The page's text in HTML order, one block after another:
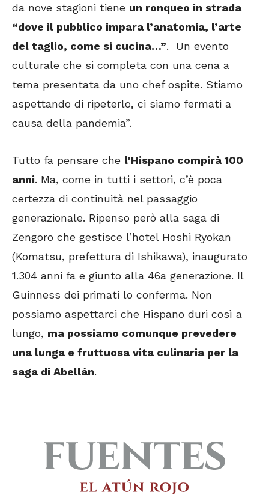
da nove stagioni tiene un ronqueo in strada
“dove il pubblico impara l’anatomia, l’arte
del taglio, come si cucina…”. Un evento
culturale che si completa con una cena a
tema presentata da uno chef ospite. Stiamo
aspettando di ripeterlo, ci siamo fermati a
causa della pandemia”.
Tutto fa pensare che l’Hispano compirà 100
anni. Ma, come in tutti i settori, c’è poca
certezza di continuità nel passaggio
generazionale. Ripenso però alla saga di
Zengoro che gestisce l’hotel Hoshi Ryokan
(Komatsu, prefettura di Ishikawa), inaugurato
1.304 anni fa e giunto alla 46a generazione. Il
Guinness dei primati lo conferma. Non
possiamo aspettarci che Hispano duri così a
lungo, ma possiamo comunque prevedere
una lunga e fruttuosa vita culinaria per la
saga di Abellán.